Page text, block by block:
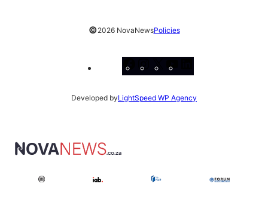
©2026 NovaNewsPolicies
Facebook
Instagram
X
Developed byLightSpeed WP Agency